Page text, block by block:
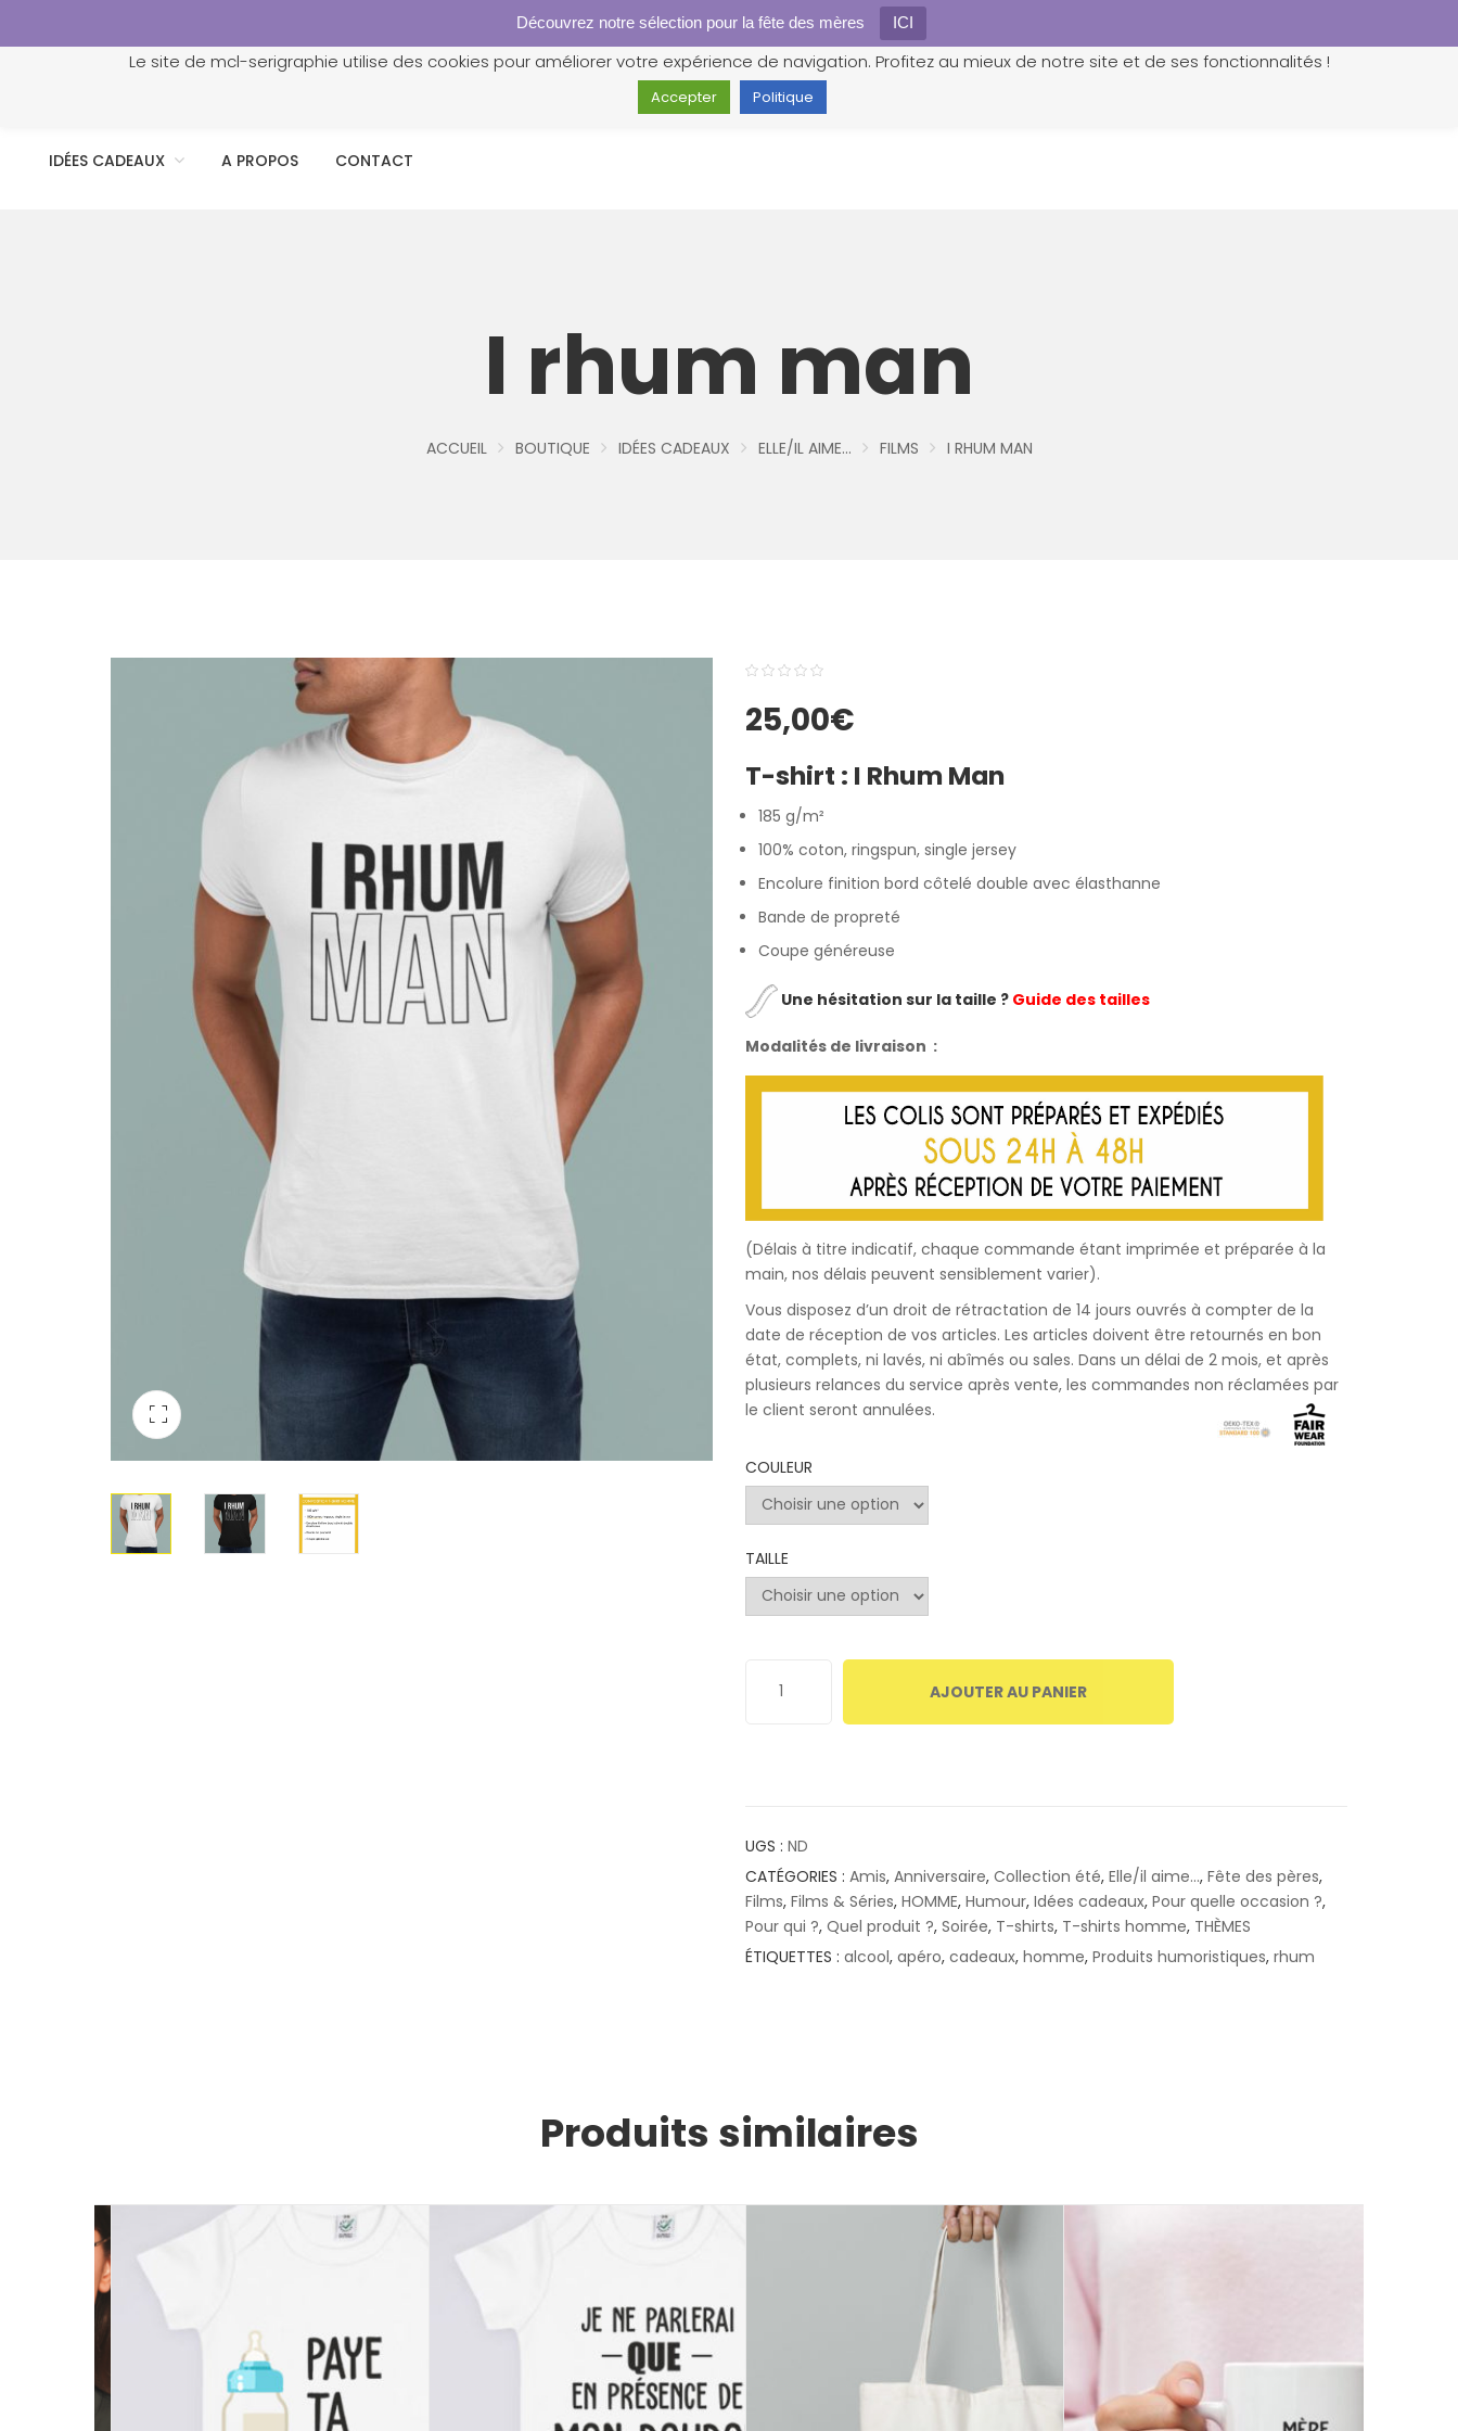
Découvrez notre sélection pour la fête des mères ICI
IDÉES CADEAUX A PROPOS CONTACT
I rhum man
ACCUEIL BOUTIQUE IDÉES CADEAUX ELLE/IL AIME... FILMS I RHUM MAN
out
based
customer
ratings
25,00€
T-shirt : I Rhum Man
185 g/m²
100% coton, ringspun, single jersey
Encolure finition bord côtelé double avec élasthanne
Bande de propreté
Coupe généreuse
Une hésitation sur la taille ? Guide des tailles
Modalités de livraison :
(Délais à titre indicatif, chaque commande étant imprimée et préparée à la
main, nos délais peuvent sensiblement varier).
Vous disposez d’un droit de rétractation de 14 jours ouvrés à compter de la
date de réception de vos articles. Les articles doivent être retournés en bon
état, complets, ni lavés, ni abîmés ou sales. Dans un délai de 2 mois, et après
plusieurs relances du service après vente, les commandes non réclamées par
le client seront annulées.
COULEUR
TAILLE
AJOUTER AU PANIER
UGS : ND
CATÉGORIES : Amis, Anniversaire, Collection été, Elle/il aime..., Fête des pères,
Films, Films & Séries, HOMME, Humour, Idées cadeaux, Pour quelle occasion ?,
Pour qui ?, Quel produit ?, Soirée, T-shirts, T-shirts homme, THÈMES
ÉTIQUETTES : alcool, apéro, cadeaux, homme, Produits humoristiques, rhum
Produits similaires
Gestion des cookies
Le site de mcl-serigraphie utilise des cookies pour améliorer votre expérience de navigation. Profitez au mieux de notre site et de ses fonctionnalités !
Accepter Politique